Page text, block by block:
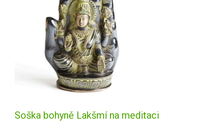
Soška bohyně Lakšmí na meditaci